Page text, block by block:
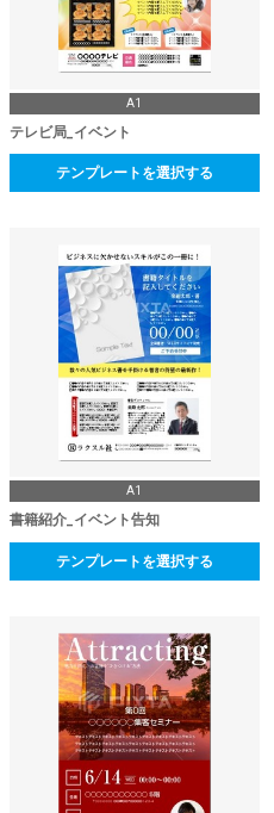
A1
テレビ局_イベント
テンプレートを選択する
A1
書籍紹介_イベント告知
テンプレートを選択する